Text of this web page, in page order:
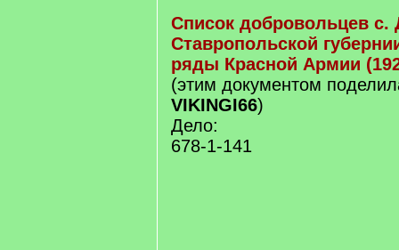
Список добровольцев с.
Ставропольской
ряды Красной Армии
(этим документом
VIKINGI66)
Дело:
678-1-141